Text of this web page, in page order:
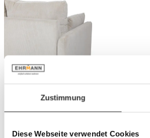
Zustimmung
Diese Webseite verwendet Cookies